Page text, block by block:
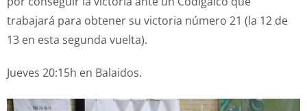
trabajará para obtener su victoria número 21 (la 12 de
13 en esta segunda vuelta).
Jueves 20:15h en Balaidos.